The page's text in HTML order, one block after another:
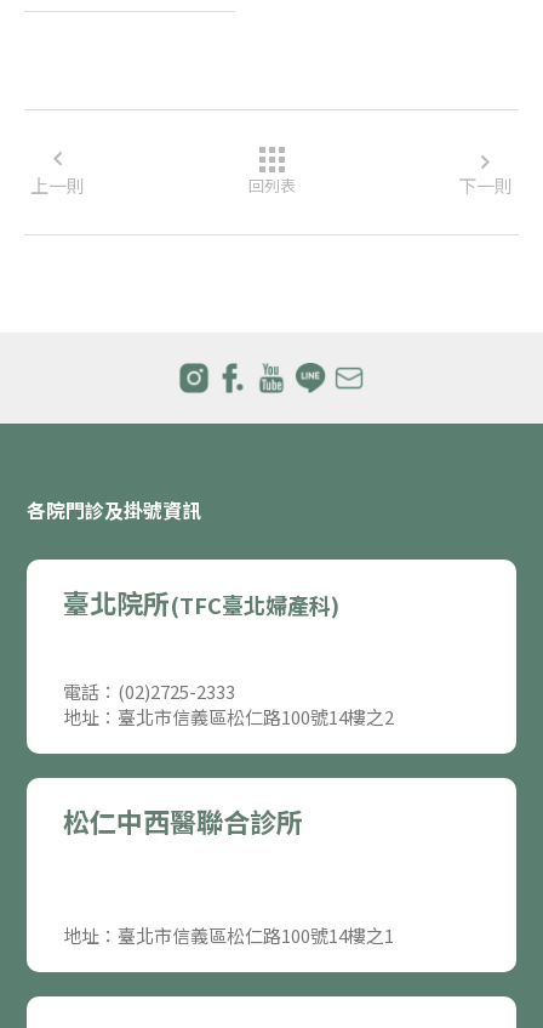
上一則 回列表 下一則
各院門診及掛號資訊
臺北院所(TFC臺北婦產科)
電話：(02)2725-2333
地址：臺北市信義區松仁路100號14樓之2
松仁中西醫聯合診所
地址：臺北市信義區松仁路100號14樓之1